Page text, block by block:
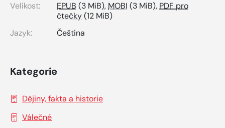
Velikost:
EPUB (3 MiB),MOBI (3 MiB),PDF pro
čtečky(12 MiB)
Jazyk:
Čeština
Kategorie
Dějiny, fakta a historie
Válečné